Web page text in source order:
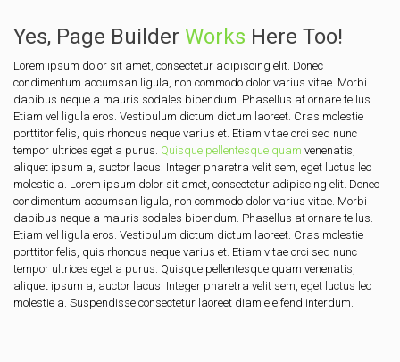
Yes, Page Builder Works Here Too!
Lorem ipsum dolor sit amet, consectetur adipiscing elit. Donec
condimentum accumsan ligula, non commodo dolor varius vitae. Morbi
dapibus neque a mauris sodales bibendum. Phasellus at ornare tellus.
Etiam vel ligula eros. Vestibulum dictum dictum laoreet. Cras molestie
porttitor felis, quis rhoncus neque varius et. Etiam vitae orci sed nunc
tempor ultrices eget a purus. Quisque pellentesque quam venenatis,
aliquet ipsum a, auctor lacus. Integer pharetra velit sem, eget luctus leo
molestie a. Lorem ipsum dolor sit amet, consectetur adipiscing elit. Donec
condimentum accumsan ligula, non commodo dolor varius vitae. Morbi
dapibus neque a mauris sodales bibendum. Phasellus at ornare tellus.
Etiam vel ligula eros. Vestibulum dictum dictum laoreet. Cras molestie
porttitor felis, quis rhoncus neque varius et. Etiam vitae orci sed nunc
tempor ultrices eget a purus. Quisque pellentesque quam venenatis,
aliquet ipsum a, auctor lacus. Integer pharetra velit sem, eget luctus leo
molestie a. Suspendisse consectetur laoreet diam eleifend interdum.